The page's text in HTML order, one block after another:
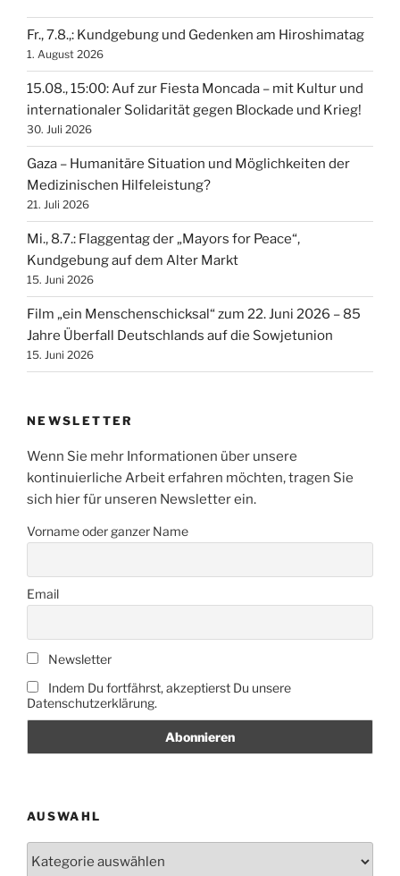
Fr., 7.8.,: Kundgebung und Gedenken am Hiroshimatag
1. August 2026
15.08., 15:00: Auf zur Fiesta Moncada – mit Kultur und
internationaler Solidarität gegen Blockade und Krieg!
30. Juli 2026
Gaza – Humanitäre Situation und Möglichkeiten der
Medizinischen Hilfeleistung?
21. Juli 2026
Mi., 8.7.: Flaggentag der „Mayors for Peace“,
Kundgebung auf dem Alter Markt
15. Juni 2026
Film „ein Menschenschicksal“ zum 22. Juni 2026 – 85
Jahre Überfall Deutschlands auf die Sowjetunion
15. Juni 2026
NEWSLETTER
Wenn Sie mehr Informationen über unsere
kontinuierliche Arbeit erfahren möchten, tragen Sie
sich hier für unseren Newsletter ein.
Vorname oder ganzer Name
Email
Newsletter
Indem Du fortfährst, akzeptierst Du unsere
Datenschutzerklärung.
AUSWAHL